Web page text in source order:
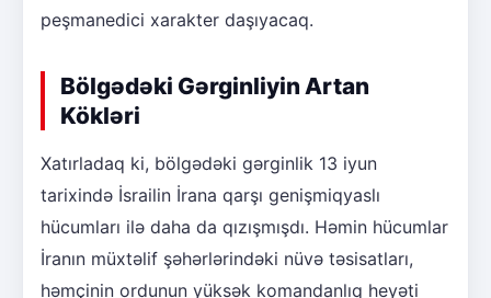
peşmanedici xarakter daşıyacaq.
Bölgədəki Gərginliyin Artan
Kökləri
Xatırladaq ki, bölgədəki gərginlik 13 iyun
tarixində İsrailin İrana qarşı genişmiqyaslı
hücumları ilə daha da qızışmışdı. Həmin hücumlar
İranın müxtəlif şəhərlərindəki nüvə təsisatları,
həmçinin ordunun yüksək komandanlıq heyəti